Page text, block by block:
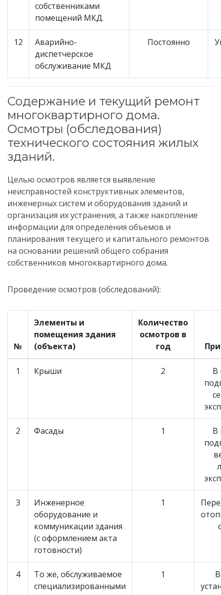
собственниками
помещений МКД.
12
Аварийно-
диспетчерское
обслуживание МКД
Постоянно
Содержание и текущий ремонт
многоквартирного дома.
Осмотры (обследования)
технического состояния жилых
зданий.
Целью осмотров является выявление
неисправностей конструктивных элементов,
инженерных систем и оборудования зданий и
организация их устранения, а также накопление
информации для определения объемов и
планирования текущего и капитального ремонтов
на основании решений общего собрания
собственников многоквартирного дома.
Проведение осмотров (обследований):
№
Элементы и
помещения здания
(объекта)
Количество
осмотров в
год
1 Крыши 2
В
2 Фасады 1
В
3
Инженерное
оборудование и
коммуникации здания
(с оформлением акта
готовности)
1
4
То же, обслуживаемое
специализированными
1